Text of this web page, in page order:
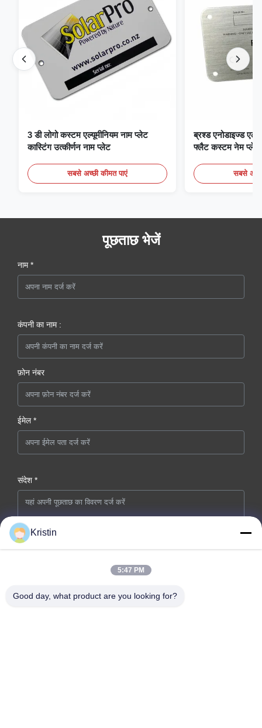
3 डी लोगो कस्टम एल्यूमीनियम नाम प्लेट
कास्टिंग उत्कीर्णन नाम प्लेट
सबसे अच्छी कीमत पाएं
ब्रश्ड एनोडाइज्ड
फ्लैट कस्टम नेम प्लेट
सबसे
पूछताछ भेजें
नाम *
कंपनी का नाम :
फ़ोन नंबर
ईमेल *
संदेश *
Kristin
5:47 PM
Good day, what product are you looking for?